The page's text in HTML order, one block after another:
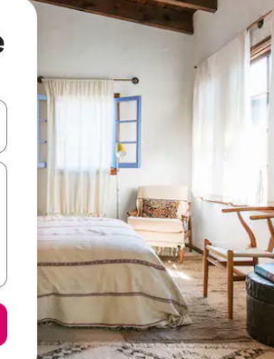
och nedåtpilarna eller utforska genom att